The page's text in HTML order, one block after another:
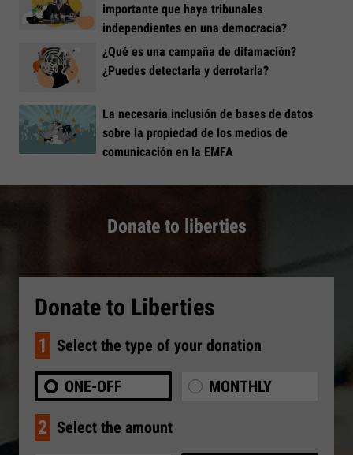
importante que haya tribunales
independientes en una democracia?
¿Qué es una campaña de difamación?
¿Puedes detectarla y derrotarla?
La necesaria inclusión de bases de datos
sobre la propiedad de los medios de
comunicación en la EMFA
Donate to liberties
Donate to Liberties
1 Select the type of your donation
ONE-OFF MONTHLY
2 Select the amount